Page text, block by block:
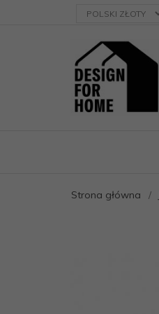
currency_h
Strona główna